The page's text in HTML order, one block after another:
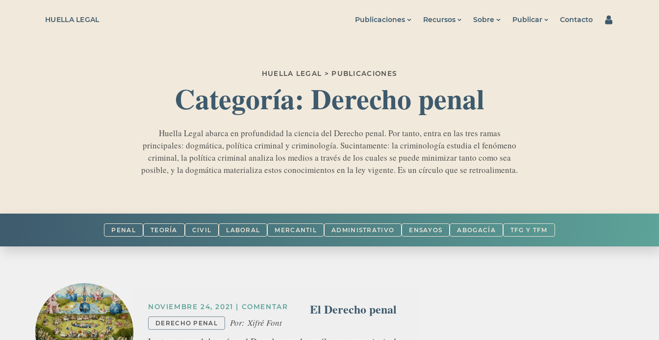
HUELLA LEGAL Publicaciones Recursos Sobre Publicar Contacto
HUELLA LEGAL > PUBLICACIONES
Categoría: Derecho penal
Huella Legal abarca en profundidad la ciencia del Derecho penal. Por tanto, entra en las tres ramas
principales: dogmática, política criminal y criminología. Sucintamente: la criminología estudia el fenómeno
criminal, la política criminal analiza los medios a través de los cuales se puede minimizar tanto como sea
posible, y la dogmática materializa estos conocimientos en la ley vigente. Es un círculo que se retroalimenta.
PENAL TEORÍA CIVIL LABORAL MERCANTIL ADMINISTRATIVO ENSAYOS ABOGACÍA TFG Y TFM
NOVIEMBRE 24, 2021 | COMENTAR El Derecho penal
DERECHO PENAL Por: Xifré Font